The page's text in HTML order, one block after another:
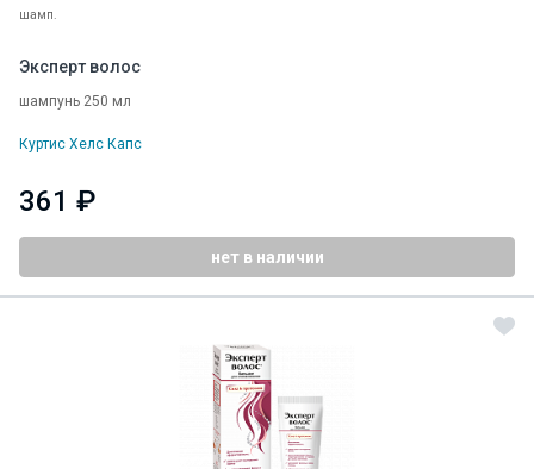
шамп.
Эксперт волос
шампунь 250 мл
Куртис Хелс Капс
361 ₽
нет в наличии